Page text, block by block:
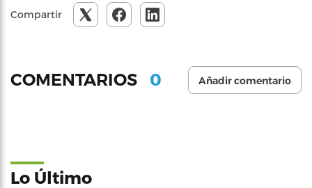
Compartir
COMENTARIOS 0 Añadir comentario
Lo Último